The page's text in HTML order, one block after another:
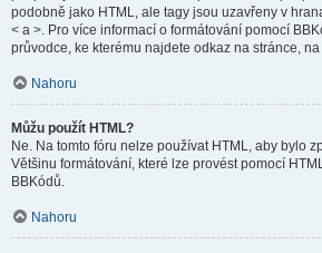
podobně jako HTML, ale tagy jsou uzavřeny v
< a >. Pro více informací o formátování pomocí
průvodce, ke kterému najdete odkaz na stránce,
Nahoru
Můžu použít HTML?
Ne. Na tomto fóru nelze používat HTML, aby bylo
Většinu formátování, které lze provést pomocí
BBKódů.
Nahoru